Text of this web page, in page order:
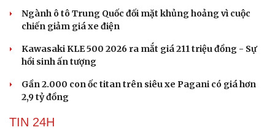
Ngành ô tô Trung Quốc đối mặt khủng hoảng vì cuộc
chiến giảm giá xe điện
Kawasaki KLE 500 2026 ra mắt giá 211 triệu đồng - Sự
hồi sinh ấn tượng
Gần 2.000 con ốc titan trên siêu xe Pagani có giá hơn
2,9 tỷ đồng
TIN 24H